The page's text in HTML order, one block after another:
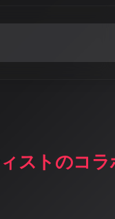
ストのコ